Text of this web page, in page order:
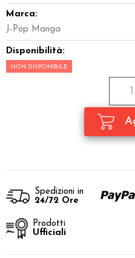
Marca:
J-Pop Manga
Disponibilità:
NON DISPONIBILE
Spedizioni in
24/72 Ore
Prodotti
Ufficiali